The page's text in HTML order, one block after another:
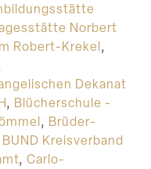
Norbert
Robert-Krekel,
Dekanat
, Blücherschule -
, Brüder-
BUND Kreisverband
, Carlo-